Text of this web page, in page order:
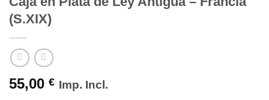
(S.XIX)
55,00 € Imp. Incl.